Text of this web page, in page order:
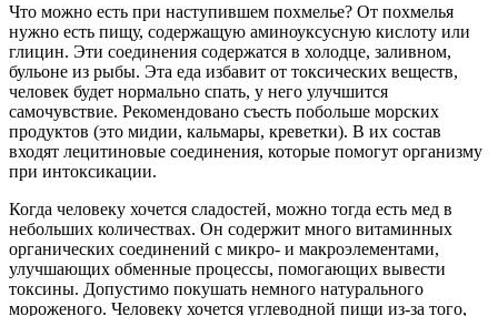
Что можно есть при наступившем похмелье? От похмелья
нужно есть пищу, содержащую аминоуксусную кислоту или
глицин. Эти соединения содержатся в холодце, заливном,
бульоне из рыбы. Эта еда избавит от токсических веществ,
человек будет нормально спать, у него улучшится
самочувствие. Рекомендовано съесть побольше морских
продуктов (это мидии, кальмары, креветки). В их состав
входят лецитиновые соединения, которые помогут организму
при интоксикации.
Когда человеку хочется сладостей, можно тогда есть мед в
небольших количествах. Он содержит много витаминных
органических соединений с микро- и макроэлементами,
улучшающих обменные процессы, помогающих вывести
токсины. Допустимо покушать немного натурального
мороженого. Человеку хочется углеводной пищи из-за того,